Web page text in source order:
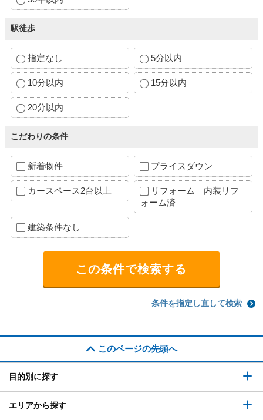
駅徒歩
指定なし 5分以内
10分以内 15分以内
20分以内
こだわりの条件
新着物件 プライスダウン
カースペース2台以上
リフォーム 内装リフ
ォーム済
建築条件なし
条件を指定し直して検索
このページの先頭へ
目的別に探す
エリアから探す